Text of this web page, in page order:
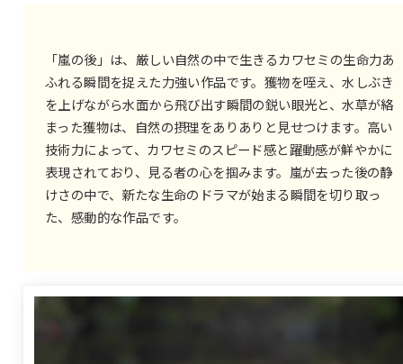
「嵐の後」は、厳しい自然の中で生きるカワセミの生命力あ
ふれる瞬間を捉えた力強い作品です。獲物を咥え、水しぶき
を上げながら水面から飛び出す瞬間の鋭い眼光と、水草が絡
まった獲物は、自然の摂理をありありと見せつけます。高い
技術力によって、カワセミのスピード感と躍動感が鮮やかに
表現されており、見る者の心を掴みます。嵐が去った後の静
けさの中で、新たな生命のドラマが始まる瞬間を切り取っ
た、感動的な作品です。